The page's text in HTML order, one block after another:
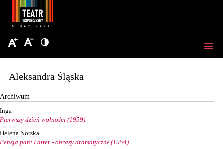
Aleksandra Śląska
Archiwum
Inga
Pierwszy dzień wolności (1959)
Helena Norska
Pensja pani Latter - obrazy dramatyczne (1954)